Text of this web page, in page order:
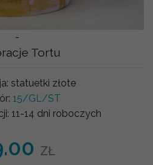
-
Tortu
statuetki złote
15/GL/ST
11-14 dni roboczych
ZŁ